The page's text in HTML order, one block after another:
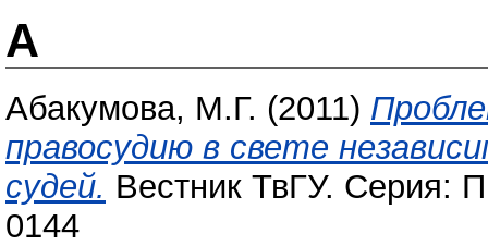
А
Абакумова, М.Г. (2011)
правосудию в свете
судей. Вестник ТвГУ. Серия:
0144